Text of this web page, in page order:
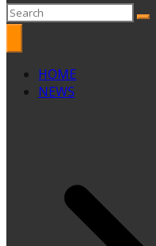
HOME
NEWS